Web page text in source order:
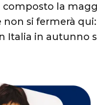
la
non si fermerà
Italia in autunno